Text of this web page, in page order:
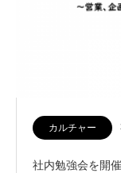
カルチャー
社内勉強会を開